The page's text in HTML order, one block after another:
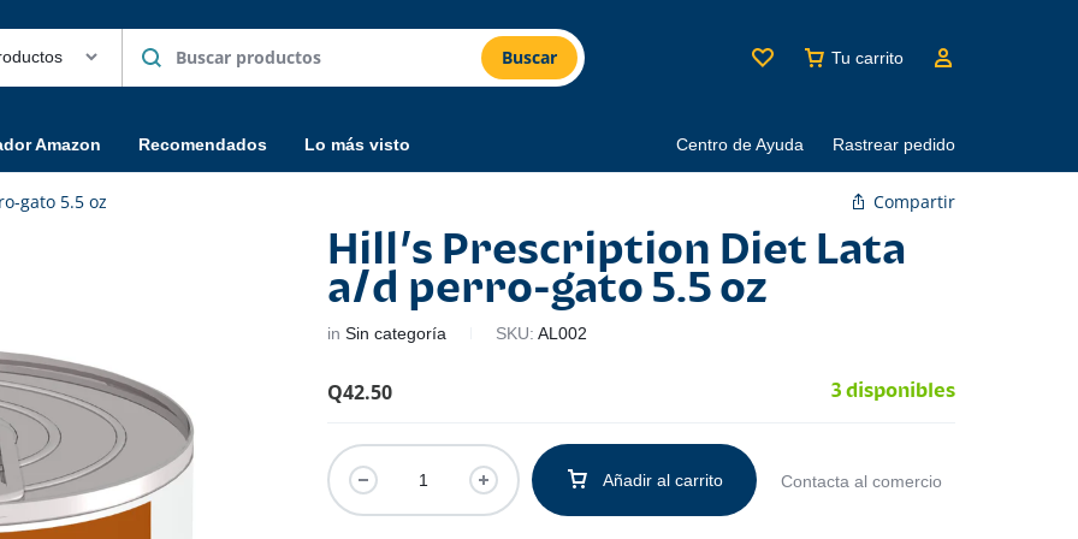
Buscar Tu carrito
Amazon Recomendados Lo más visto Centro de Ayuda Rastrear pedido
gato 5.5 oz Compartir
Hill’s Prescription Diet Lata
a/d perro-gato 5.5 oz
inSin categoría SKU:AL002
Q42.50 3 disponibles
Añadir al carrito Contacta al comercio